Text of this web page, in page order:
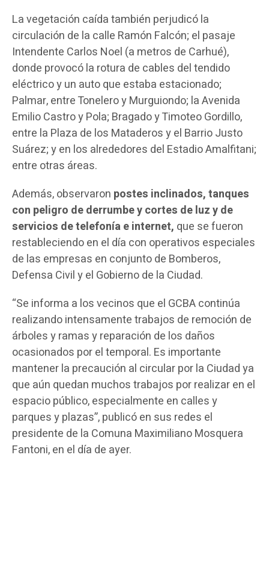
La vegetación caída también perjudicó la
circulación de la calle Ramón Falcón; el pasaje
Intendente Carlos Noel (a metros de Carhué),
donde provocó la rotura de cables del tendido
eléctrico y un auto que estaba estacionado;
Palmar, entre Tonelero y Murguiondo; la Avenida
Emilio Castro y Pola; Bragado y Timoteo Gordillo,
entre la Plaza de los Mataderos y el Barrio Justo
Suárez; y en los alrededores del Estadio Amalfitani;
entre otras áreas.
Además, observaron postes inclinados, tanques
con peligro de derrumbe y cortes de luz y de
servicios de telefonía e internet, que se fueron
restableciendo en el día con operativos especiales
de las empresas en conjunto de Bomberos,
Defensa Civil y el Gobierno de la Ciudad.
“Se informa a los vecinos que el GCBA continúa
realizando intensamente trabajos de remoción de
árboles y ramas y reparación de los daños
ocasionados por el temporal. Es importante
mantener la precaución al circular por la Ciudad ya
que aún quedan muchos trabajos por realizar en el
espacio público, especialmente en calles y
parques y plazas”, publicó en sus redes el
presidente de la Comuna Maximiliano Mosquera
Fantoni, en el día de ayer.